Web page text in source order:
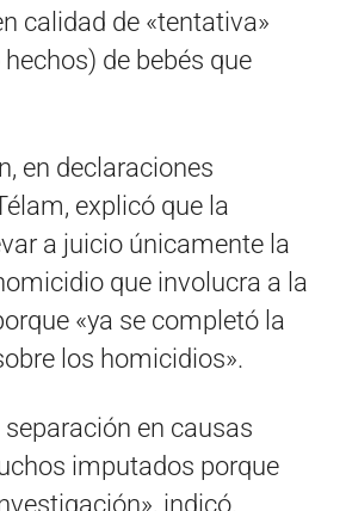
calidad de «tentativa»
de bebés que
en declaraciones
explicó que la
a juicio únicamente la
que involucra a la
«ya se completó la
los homicidios».
en causas
imputados porque
indicó.